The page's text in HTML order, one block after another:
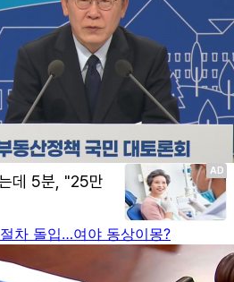
차 돌입…여야 동상이몽?